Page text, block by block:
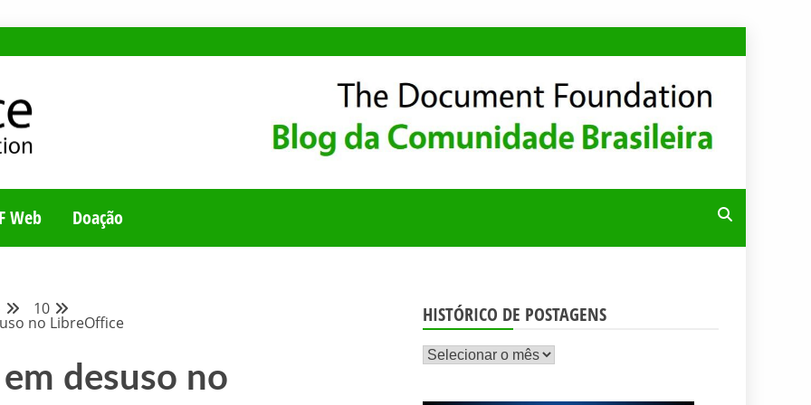
BRASILEIRA
Web Doação
10
no LibreOffice
desuso no
HISTÓRICO DE POSTAGENS
Histórico
postagens